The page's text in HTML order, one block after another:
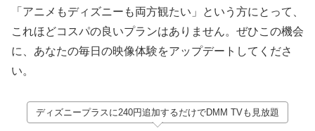
「アニメもディズニーも両方観たい」という方にとって、
これほどコスパの良いプランはありません。ぜひこの機会
に、あなたの毎日の映像体験をアップデートしてくださ
い。
ディズニープラスに240円追加するだけでDMM TVも見放題